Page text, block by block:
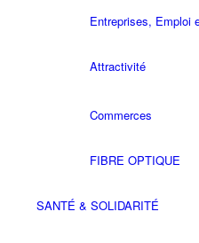
Entreprises, Emploi
Attractivité
Commerces
FIBRE OPTIQUE
SANTÉ & SOLIDARITÉ